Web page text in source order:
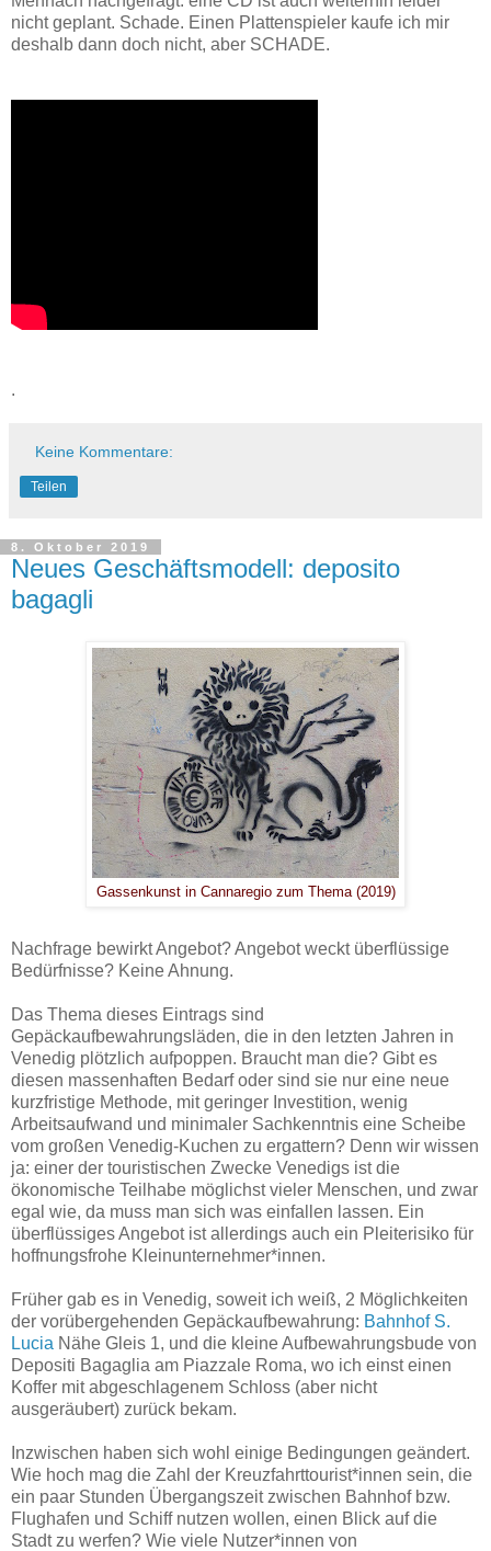
nicht geplant. Schade. Einen Plattenspieler kaufe ich mir
deshalb dann doch nicht, aber SCHADE.
.
Keine Kommentare:
Teilen
8. Oktober 2019
Neues Geschäftsmodell: deposito
bagagli
Gassenkunst in Cannaregio zum Thema (2019)
Nachfrage bewirkt Angebot? Angebot weckt überflüssige
Bedürfnisse? Keine Ahnung.
Das Thema dieses Eintrags sind
Gepäckaufbewahrungsläden, die in den letzten Jahren in
Venedig plötzlich aufpoppen. Braucht man die? Gibt es
diesen massenhaften Bedarf oder sind sie nur eine neue
kurzfristige Methode, mit geringer Investition, wenig
Arbeitsaufwand und minimaler Sachkenntnis eine Scheibe
vom großen Venedig-Kuchen zu ergattern? Denn wir wissen
ja: einer der touristischen Zwecke Venedigs ist die
ökonomische Teilhabe möglichst vieler Menschen, und zwar
egal wie, da muss man sich was einfallen lassen. Ein
überflüssiges Angebot ist allerdings auch ein Pleiterisiko für
hoffnungsfrohe Kleinunternehmer*innen.
Früher gab es in Venedig, soweit ich weiß, 2 Möglichkeiten
der vorübergehenden Gepäckaufbewahrung: Bahnhof S.
Lucia Nähe Gleis 1, und die kleine Aufbewahrungsbude von
Depositi Bagaglia am Piazzale Roma, wo ich einst einen
Koffer mit abgeschlagenem Schloss (aber nicht
ausgeräubert) zurück bekam.
Inzwischen haben sich wohl einige Bedingungen geändert.
Wie hoch mag die Zahl der Kreuzfahrttourist*innen sein, die
ein paar Stunden Übergangszeit zwischen Bahnhof bzw.
Flughafen und Schiff nutzen wollen, einen Blick auf die
Stadt zu werfen? Wie viele Nutzer*innen von